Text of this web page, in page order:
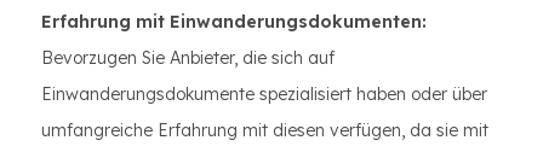
Erfahrung mit Einwanderungsdokumenten:
Bevorzugen Sie Anbieter, die sich auf
Einwanderungsdokumente spezialisiert haben oder über
umfangreiche Erfahrung mit diesen verfügen, da sie mit